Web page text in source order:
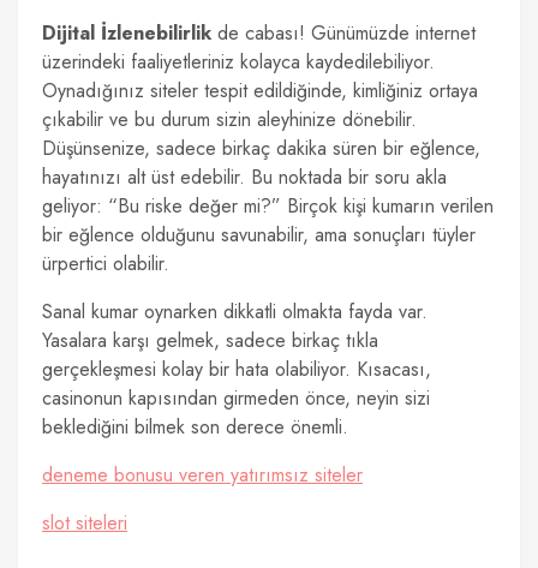
Dijital İzlenebilirlik de cabası! Günümüzde internet
üzerindeki faaliyetleriniz kolayca kaydedilebiliyor.
Oynadığınız siteler tespit edildiğinde, kimliğiniz ortaya
çıkabilir ve bu durum sizin aleyhinize dönebilir.
Düşünsenize, sadece birkaç dakika süren bir eğlence,
hayatınızı alt üst edebilir. Bu noktada bir soru akla
geliyor: “Bu riske değer mi?” Birçok kişi kumarın verilen
bir eğlence olduğunu savunabilir, ama sonuçları tüyler
ürpertici olabilir.
Sanal kumar oynarken dikkatli olmakta fayda var.
Yasalara karşı gelmek, sadece birkaç tıkla
gerçekleşmesi kolay bir hata olabiliyor. Kısacası,
casinonun kapısından girmeden önce, neyin sizi
beklediğini bilmek son derece önemli.
deneme bonusu veren yatırımsız siteler
slot siteleri